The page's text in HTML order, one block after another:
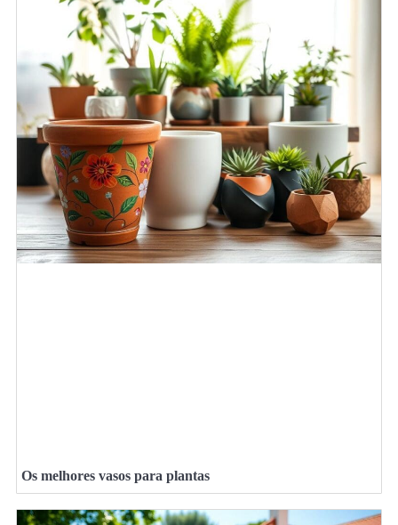
Os melhores vasos para plantas